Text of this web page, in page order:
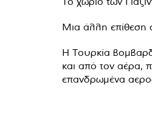
Μια άλλη επίθεση
Η Τουρκία
και από τον αέρα,
επανδρωμένα